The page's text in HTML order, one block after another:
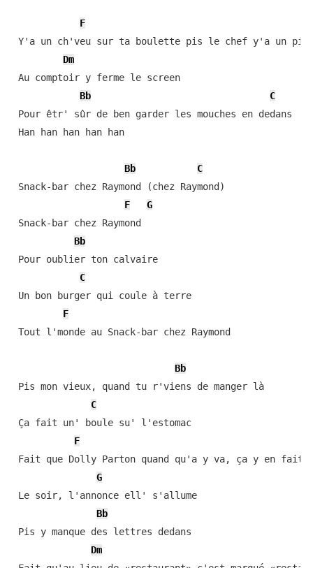
F
Y'a un ch'veu sur ta boulette pis le chef y'a un
Dm
Au comptoir y ferme le screen
Bb
C
Pour êtr' sûr de ben garder les mouches en dedans
Han han han han han
Bb
C
Snack-bar chez Raymond (chez Raymond)
F
G
Snack-bar chez Raymond
Bb
Pour oublier ton calvaire
C
Un bon burger qui coule à terre
F
Tout l'monde au Snack-bar chez Raymond
Bb
Pis mon vieux, quand tu r'viens de manger là
C
Ça fait un' boule su' l'estomac
F
Fait que Dolly Parton quand qu'a y va, ça y en fait
G
Le soir, l'annonce ell' s'allume
Bb
Pis y manque des lettres dedans
Dm